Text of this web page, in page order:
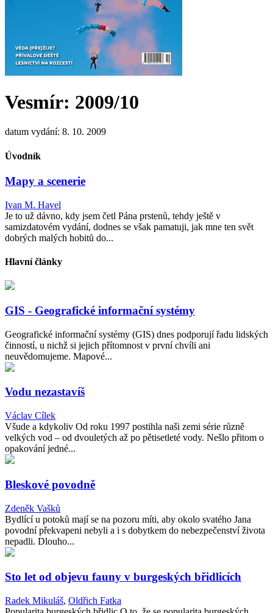
Vesmír: 2009/10
datum vydání: 8. 10. 2009
Úvodník
Mapy a scenerie
Ivan M. Havel
Je to už dávno, kdy jsem četl Pána prstenů, tehdy ještě v
samizdatovém vydání, dodnes se však pamatuji, jak mne ten svět
dobrých malých hobitů do...
Hlavní články
GIS - Geografické informační systémy
Geografické informační systémy (GIS) dnes podporují řadu lidských
činností, u nichž si jejich přítomnost v první chvíli ani
neuvědomujeme. Mapové...
Vodu nezastavíš
Václav Cílek
Všude a kdykoliv Od roku 1997 postihla naši zemi série různě
velkých vod – od dvouletých až po pětisetleté vody. Nešlo přitom o
opakování jedné...
Bleskové povodně
Zdeněk Vašků
Bydlící u potoků mají se na pozoru míti, aby okolo svatého Jana
povodní překvapeni nebyli a i s dobytkem do nebezpečenství života
nepadli. Dlouho...
Sto let od objevu fauny v burgeských břidlicích
Radek Mikuláš, Oldřich Fatka